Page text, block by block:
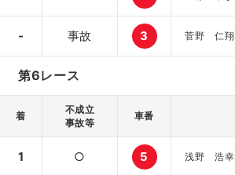
- 事故 3 菅野 仁翔
第6レース
着
不成立
事故等
車番
1 ○ 5 浅野 浩幸